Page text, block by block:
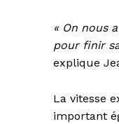
« On nous
pour finir
explique
La vitesse
important